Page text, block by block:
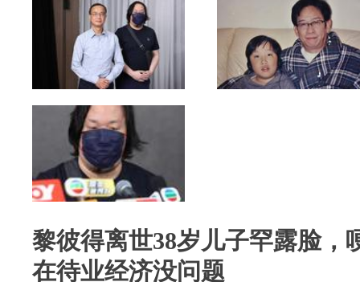
黎彼得离世38岁儿子罕露脸，
在待业经济没问题